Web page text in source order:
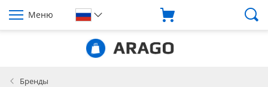
Меню
Бренды